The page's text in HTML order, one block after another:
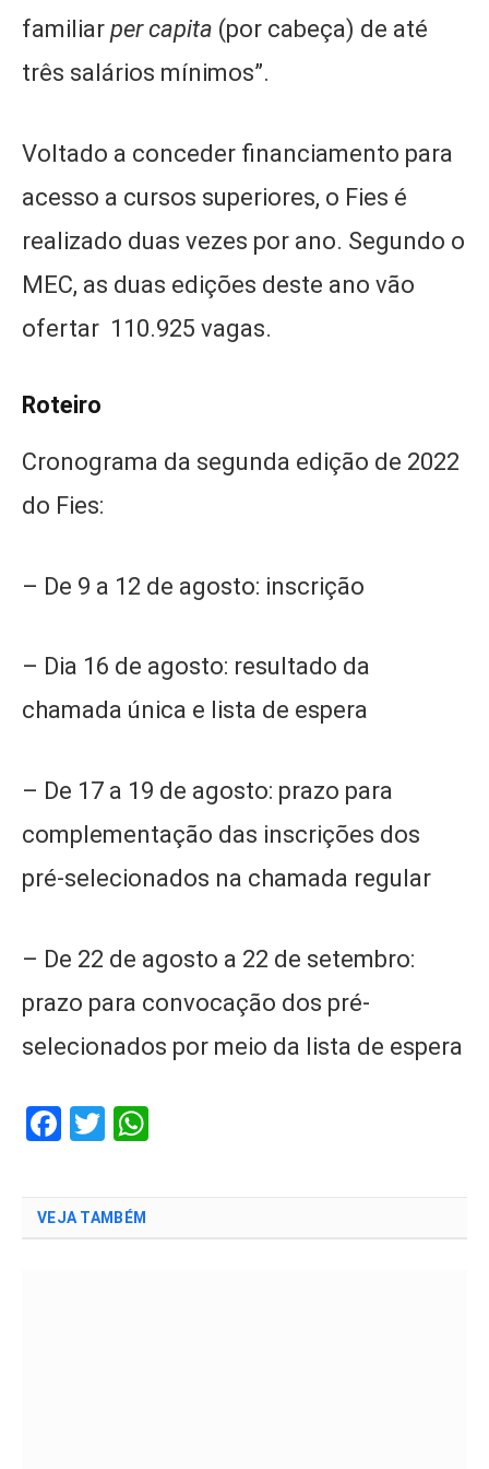
familiar per capita (por cabeça) de até
três salários mínimos”.
Voltado a conceder financiamento para
acesso a cursos superiores, o Fies é
realizado duas vezes por ano. Segundo o
MEC, as duas edições deste ano vão
ofertar 110.925 vagas.
Roteiro
Cronograma da segunda edição de 2022
do Fies:
– De 9 a 12 de agosto: inscrição
– Dia 16 de agosto: resultado da
chamada única e lista de espera
– De 17 a 19 de agosto: prazo para
complementação das inscrições dos
pré-selecionados na chamada regular
– De 22 de agosto a 22 de setembro:
prazo para convocação dos pré-
selecionados por meio da lista de espera
Facebook
Twitter
VEJA TAMBÉM